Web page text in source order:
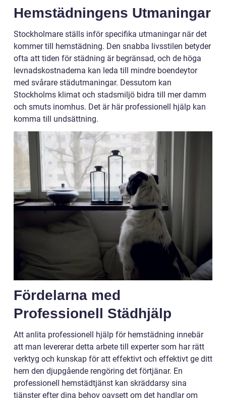
Hemstädningens Utmaningar
Stockholmare ställs inför specifika utmaningar när det
kommer till hemstädning. Den snabba livsstilen betyder
ofta att tiden för städning är begränsad, och de höga
levnadskostnaderna kan leda till mindre boendeytor
med svårare städutmaningar. Dessutom kan
Stockholms klimat och stadsmiljö bidra till mer damm
och smuts inomhus. Det är här professionell hjälp kan
komma till undsättning.
Fördelarna med
Professionell Städhjälp
Att anlita professionell hjälp för hemstädning innebär
att man levererar detta arbete till experter som har rätt
verktyg och kunskap för att effektivt och effektivt ge ditt
hem den djupgående rengöring det förtjänar. En
professionell hemstädtjänst kan skräddarsy sina
tjänster efter dina behov oavsett om det handlar om